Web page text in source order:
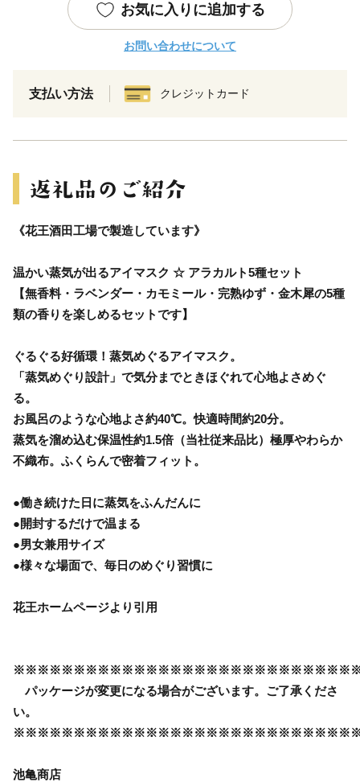
お気に入りに追加する
お問い合わせについて
支払い方法 クレジットカード
《花王酒田工場で製造しています》
温かい蒸気が出るアイマスク ☆ アラカルト5種セット
【無香料・ラベンダー・カモミール・完熟ゆず・金木犀の5種
類の香りを楽しめるセットです】
ぐるぐる好循環！蒸気めぐるアイマスク。
「蒸気めぐり設計」で気分までときほぐれて心地よさめぐ
る。
お風呂のような心地よさ約40℃。快適時間約20分。
蒸気を溜め込む保温性約1.5倍（当社従来品比）極厚やわらか
不織布。ふくらんで密着フィット。
●働き続けた日に蒸気をふんだんに
●開封するだけで温まる
●男女兼用サイズ
●様々な場面で、毎日のめぐり習慣に
花王ホームページより引用
パッケージが変更になる場合がございます。ご了承くださ
い。
池亀商店